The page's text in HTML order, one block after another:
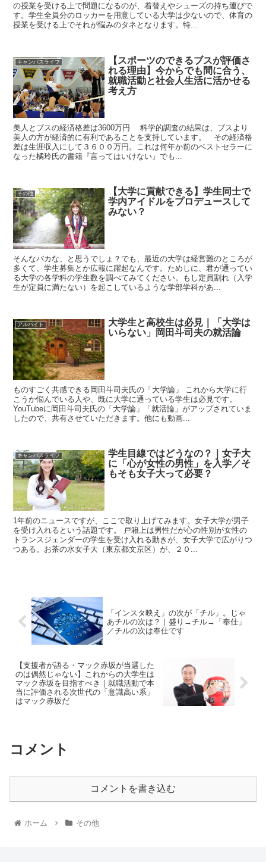
の授業を受ける上で問題になるのが、着替えやシューズの持ち運びで
す。学生全員分のロッカーを用意している大学は少ないので、体育の
授業を受ける上でそれが悩みのタネとなります。特...
キャンパスライフ
【スポーツのできるブスが評価さ
れる理由】今からでも間に合う、
就職活動と社会人生活に活かせる
考え方
美人とブスの経済格差は3600万円 科学的調査の結果は、ブスより
美人の方が経済的に有利であることを支持しています。 その経済格
差は生涯収入にして３６００万円。これは何年か前のベストセラーに
なった橘玲氏の書籍『言ってはいけない』でも...
その他
【大学に貢献できる】学生同士で
学内アイドルをプロデュースして
みない？
そんなバカな、と思うでしょ？でも、最近の大学は経営難のところが
多くて、学生募集とか広報に躍起なんです。ためしに、君が通ってい
る大学の各学科の学生数を調べてみてください。もし定員割れ（入学
生が定員に満たない）を起こしているような学部学科があ...
アルバイト
大学生と高校生は必見｜「大学は
いらない」岡田斗司夫の就活論
ものすごく共感できる岡田斗司夫氏の「大学論」 これから大学に行
こうか悩んでいる人や、既に大学に通っている学生は必見です。
YouTubeに岡田斗司夫氏の「大学論」「就活論」がアップされていま
したので、共有させていただきます。他にも動画...
キャンパスライフ
学生目線ではどうなの？｜女子大
に「心が女性の男性」を入学／そ
もそも女子大って必要？
1年前のニュースですが、ここで取り上げてみます。女子大学が男子
を受け入れるという話題です。 戸籍上は男性だが心の性別が女性の
トランスジェンダーの学生を受け入れる動きが、女子大学で広がりつ
つある。お茶の水女子大（東京都文京区）が、２０...
「インスタ映え」の次が「チル」。じゃ
あチルの次は？｜盛り→チル→「奉仕」
／チルの次は奉仕です
【支援者が語る・マック赤坂が当選した
のは偶然じゃない】これからの大学生は
マック赤坂を目指すべき｜就職活動で本
当に評価される次世代の「意識高い系」
はマック赤坂だ
コメント
コメントを書き込む
ホーム その他